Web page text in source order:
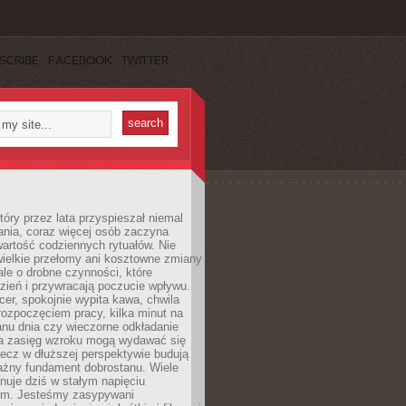
FACEBOOK TWITTER
przez lata przyspieszał niemal
coraz więcej osób zaczyna
codziennych rytuałów. Nie
przełomy ani kosztowne zmiany
o drobne czynności, które
i przywracają poczucie wpływu.
spokojnie wypita kawa, chwila
pracy, kilka minut na
dnia czy wieczorne odkładanie
zasięg wzroku mogą wydawać się
w dłuższej perspektywie budują
fundament dobrostanu. Wiele
dziś w stałym napięciu
Jesteśmy zasypywani